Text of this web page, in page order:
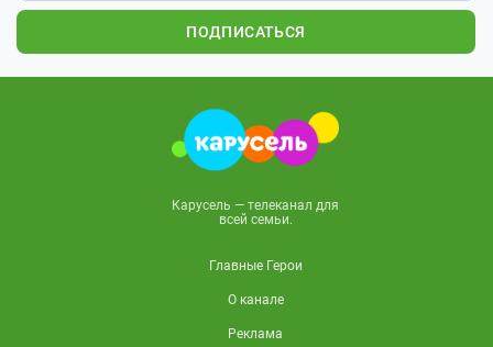
ПОДПИСАТЬСЯ
Карусель — телеканал для
всей семьи.
Главные Герои
О канале
Реклама